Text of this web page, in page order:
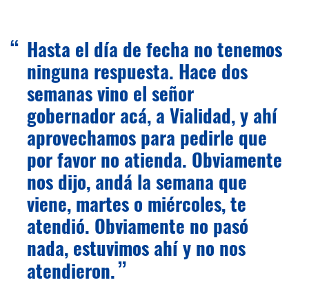
Hasta el día de fecha no tenemos
ninguna respuesta. Hace dos
semanas vino el señor
gobernador acá, a Vialidad, y ahí
aprovechamos para pedirle que
por favor no atienda. Obviamente
nos dijo, andá la semana que
viene, martes o miércoles, te
atendió. Obviamente no pasó
nada, estuvimos ahí y no nos
atendieron.